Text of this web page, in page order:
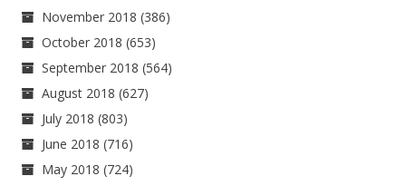
November 2018 (386)
October 2018 (653)
September 2018 (564)
August 2018 (627)
July 2018 (803)
June 2018 (716)
May 2018 (724)